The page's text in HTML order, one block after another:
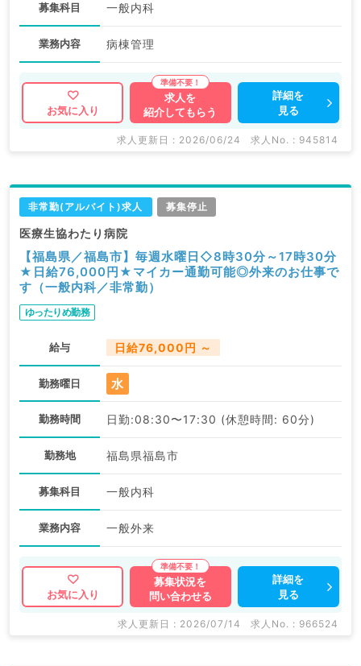
募集科目 一般内科
業務内容 病棟管理
お気に入り
求人を
紹介してもらう
詳細を
見る
求人更新日 : 2026/06/24 求人No. : 945814
非常勤(アルバイト)求人 募集停止
医療生協わたり病院
【福島県／福島市】毎週水曜日◇8時30分～17時30分
★日給76,000円★マイカー通勤可能◎外来のお仕事で
す（一般内科／非常勤）
ゆったりめ勤務
給与 日給76,000円 ～
勤務曜日 水
勤務時間 日勤:08:30〜17:30 (休憩時間: 60分)
勤務地 福島県福島市
募集科目 一般内科
業務内容 一般外来
お気に入り
募集状況を
問い合わせる
詳細を
見る
求人更新日 : 2026/07/14 求人No. : 966524